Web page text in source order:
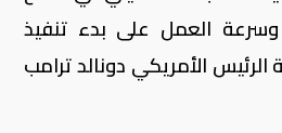
وسرعة العمل على بدء تنفيذ
الرئيس الأمريكي دونالد ترامب